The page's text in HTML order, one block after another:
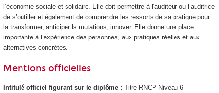
l’économie sociale et solidaire. Elle doit permettre à l’auditeur ou l’auditrice
de s’outiller et également de comprendre les ressorts de sa pratique pour
la transformer, anticiper ls mutations, innover. Elle donne une place
importante à l’expérience des personnes, aux pratiques réelles et aux
alternatives concrètes.
Mentions officielles
Intitulé officiel figurant sur le diplôme : Titre RNCP Niveau 6